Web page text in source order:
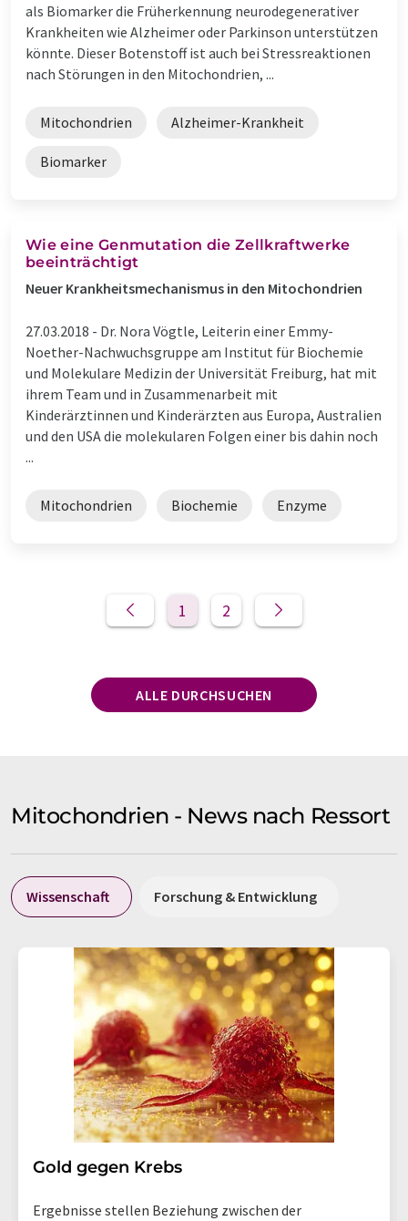
als Biomarker die Früherkennung neurodegenerativer
Krankheiten wie Alzheimer oder Parkinson unterstützen
könnte. Dieser Botenstoff ist auch bei Stressreaktionen
nach Störungen in den Mitochondrien, ...
Mitochondrien Alzheimer-Krankheit
Biomarker
Wie eine Genmutation die Zellkraftwerke
beeinträchtigt
Neuer Krankheitsmechanismus in den Mitochondrien
27.03.2018 - Dr. Nora Vögtle, Leiterin einer Emmy-
Noether-Nachwuchsgruppe am Institut für Biochemie
und Molekulare Medizin der Universität Freiburg, hat mit
ihrem Team und in Zusammenarbeit mit
Kinderärztinnen und Kinderärzten aus Europa, Australien
und den USA die molekularen Folgen einer bis dahin noch
...
Mitochondrien Biochemie Enzyme
1 2
ALLE DURCHSUCHEN
Mitochondrien - News nach Ressort
Wissenschaft Forschung & Entwicklung
Gold gegen Krebs
Ergebnisse stellen Beziehung zwischen der